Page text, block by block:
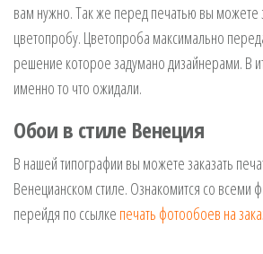
вам нужно. Так же перед печатью вы можете
цветопробу. Цветопроба максимально
решение которое задумано дизайнерами. В
именно то что ожидали.
Обои в стиле Венеция
В нашей типографии вы можете заказать
Венецианском стиле. Ознакомится со всеми
перейдя по ссылке печать фотообоев на